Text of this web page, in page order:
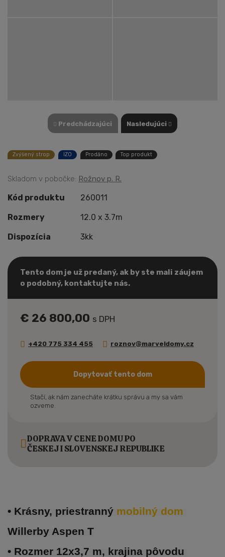
Predchádzajúci Nasledujúci
Zvýšený strop IZO Prodáno Top produkt
Skladom v pobočke: Rožnov p. R.
Kód produktu 260011
Rozmery 12.0 x 3.7m
Dispozícia 3kk
Tento dom je už predaný, ak by ste mali záujem
o podobný, kontaktujte nás.
€ 26 800,00 s DPH
+420 775 334 455 roznov@marveldomy.cz
Dopytovať tento dom
Stačí, ak nám zanecháte krátku správu a my sa vám
ozveme.
DOPRAVA V CENE DOMU PO
ČESKEJ I SLOVENSKEJ REPUBLIKE
• Krásny, priestranný
Willerby Aspen T
• Rozmer 12x3,7 m, krajina pôvodu